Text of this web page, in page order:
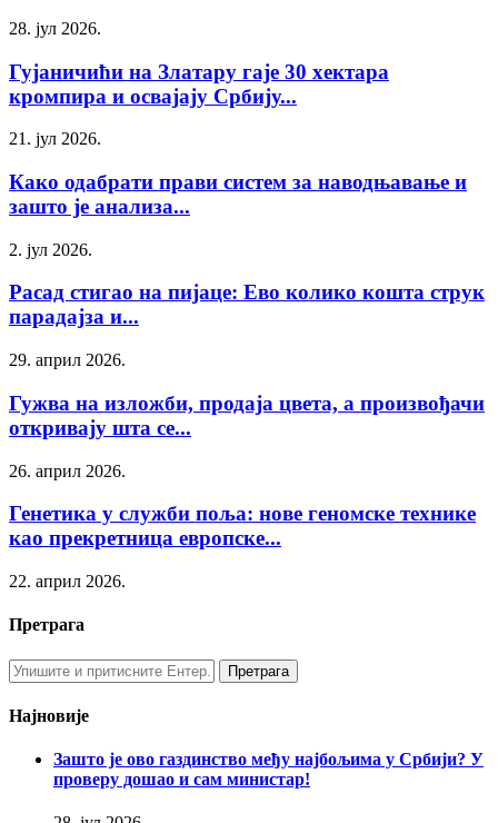
28. јул 2026.
Гујаничићи на Златару гаје 30 хектара
кромпира и освајају Србију...
21. јул 2026.
Како одабрати прави систем за наводњавање и
зашто је анализа...
2. јул 2026.
Расад стигао на пијаце: Ево колико кошта струк
парадајза и...
29. април 2026.
Гужва на изложби, продаја цвета, а произвођачи
откривају шта се...
26. април 2026.
Генетика у служби поља: нове геномске технике
као прекретница европске...
22. април 2026.
Претрага
Најновије
Зашто је ово газдинство међу најбољима у Србији? У
проверу дошао и сам министар!